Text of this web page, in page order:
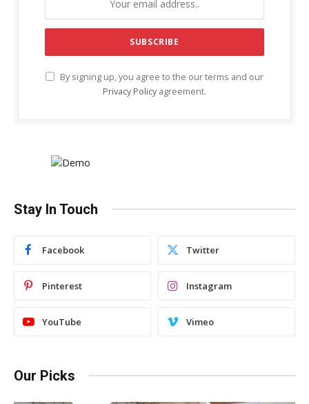
By signing up, you agree to the our terms and our
Privacy Policy agreement.
Stay In Touch
Facebook Twitter
Pinterest Instagram
YouTube Vimeo
Our Picks